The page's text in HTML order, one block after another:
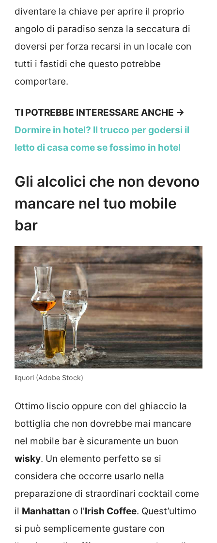
diventare la chiave per aprire il proprio
angolo di paradiso senza la seccatura di
doversi per forza recarsi in un locale con
tutti i fastidi che questo potrebbe
comportare.
TI POTREBBE INTERESSARE ANCHE ->
Dormire in hotel? Il trucco per godersi il
letto di casa come se fossimo in hotel
Gli alcolici che non devono
mancare nel tuo mobile
bar
liquori (Adobe Stock)
Ottimo liscio oppure con del ghiaccio la
bottiglia che non dovrebbe mai mancare
nel mobile bar è sicuramente un buon
wisky. Un elemento perfetto se si
considera che occorre usarlo nella
preparazione di straordinari cocktail come
il Manhattan o l’Irish Coffee. Quest’ultimo
si può semplicemente gustare con